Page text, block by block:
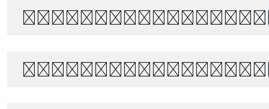
あきのよの つきにさびしき をがは
世界宇宙浩瀚無垠，科技創新永無止